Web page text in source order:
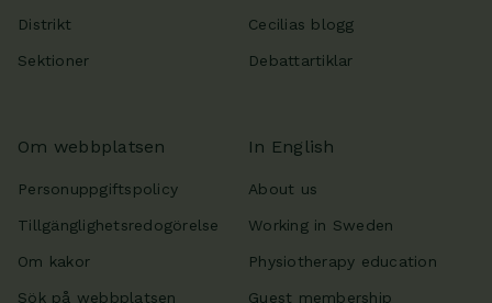
Distrikt
Sektioner
Cecilias blogg
Debattartiklar
Om webbplatsen
Personuppgiftspolicy
Tillgänglighetsredogörelse
Om kakor
Sök på webbplatsen
In English
About us
Working in Sweden
Physiotherapy education
Guest membership